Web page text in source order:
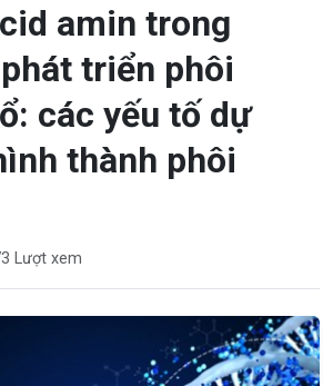
amin trong
triển phôi
các yếu tố dự
thành phôi
Lượt xem